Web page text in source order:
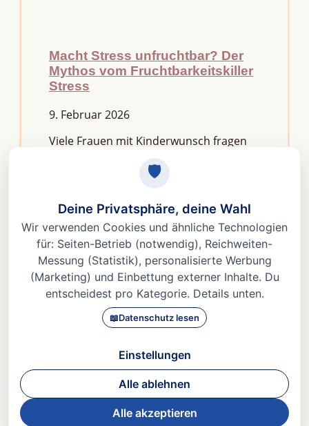
Macht Stress unfruchtbar? Der
Mythos vom Fruchtbarkeitskiller
Stress
9. Februar 2026
Viele Frauen mit Kinderwunsch fragen
kurze Antwort lautet: Nein, aber er kann
Fruchtbarkeit aus dem Gleichgewicht
bringen. Denn Stress
Weiterlesen »
© 2026 Dr. med Heidi Gößlinghoff |
|
Datenschutz|AGBs